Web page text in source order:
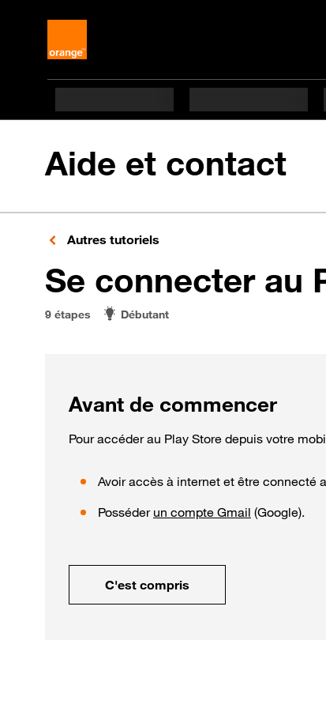
Aide et contact
Autres tutoriels
Se connecter au
9 étapes Débutant
Avant de commencer
Pour accéder au Play Store depuis votre
Avoir accès à internet et être connecté
Posséder un compte Gmail (Google).
C'est compris